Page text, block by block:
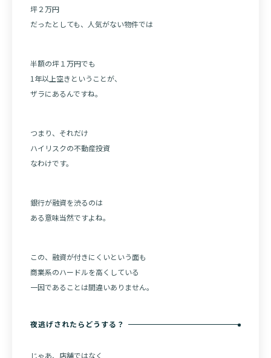
坪２万円
だったとしても、人気がない物件では
半額の坪１万円でも
1年以上空きということが、
ザラにあるんですね。
つまり、それだけ
ハイリスクの不動産投資
なわけです。
銀行が融資を渋るのは
ある意味当然ですよね。
この、融資が付きにくいという面も
商業系のハードルを高くしている
一因であることは間違いありません。
夜逃げされたらどうする？
じゃあ、店舗ではなく